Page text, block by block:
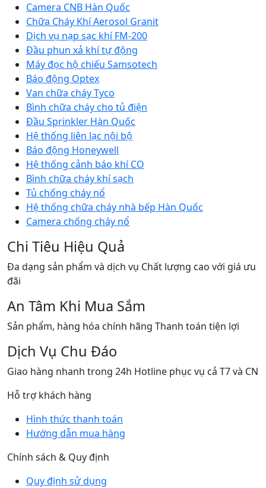
Camera CNB Hàn Quốc
Chữa Cháy Khí Aerosol Granit
Dịch vụ nạp sạc khí FM-200
Đầu phun xả khí tự động
Máy đọc hộ chiếu Samsotech
Báo động Optex
Van chữa cháy Tyco
Bình chữa cháy cho tủ điện
Đầu Sprinkler Hàn Quốc
Hệ thống liên lạc nội bộ
Báo động Honeywell
Hệ thống cảnh báo khí CO
Bình chữa cháy khí sạch
Tủ chống cháy nổ
Hệ thống chữa cháy nhà bếp Hàn Quốc
Camera chống cháy nổ
Chi Tiêu Hiệu Quả
Đa dạng sản phẩm và dịch vụ Chất lượng cao với giá ưu
đãi
An Tâm Khi Mua Sắm
Sản phẩm, hàng hóa chính hãng Thanh toán tiện lợi
Dịch Vụ Chu Đáo
Giao hàng nhanh trong 24h Hotline phục vụ cả T7 và CN
Hỗ trợ khách hàng
Hình thức thanh toán
Hướng dẫn mua hàng
Chính sách & Quy định
Quy định sử dụng